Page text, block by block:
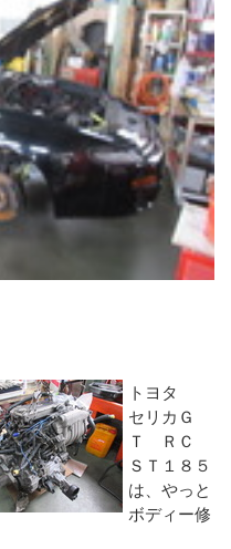
トヨタ
セリカＧ
Ｔ ＲＣ
ＳＴ１８５
は、やっと
ボディー修